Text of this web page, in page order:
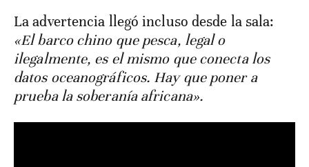
La advertencia llegó incluso desde la sala:
«El barco chino que pesca, legal o
ilegalmente, es el mismo que conecta los
datos oceanográficos. Hay que poner a
prueba la soberanía africana».